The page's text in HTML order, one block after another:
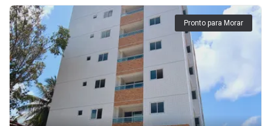
Pronto para Morar